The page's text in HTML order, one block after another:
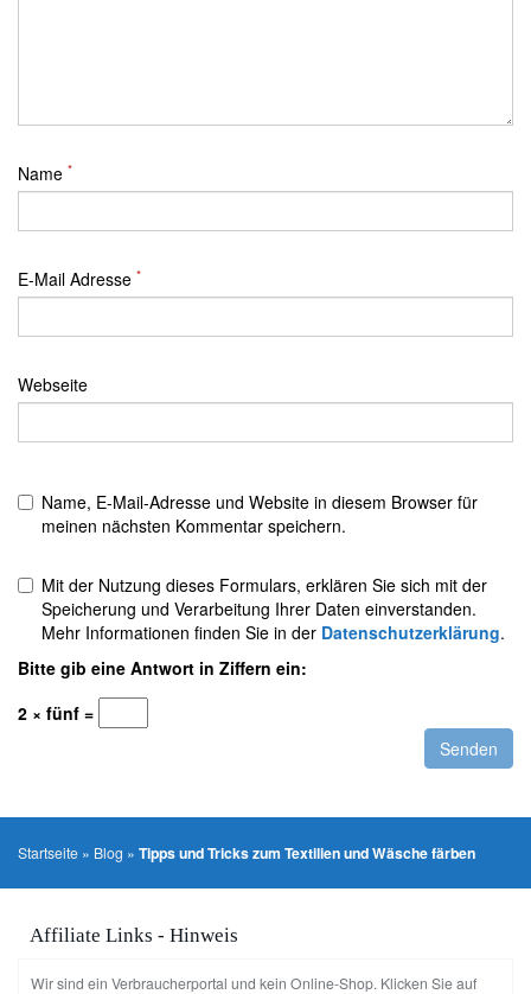
Name *
E-Mail Adresse *
Webseite
Name, E-Mail-Adresse und Website in diesem Browser für
meinen nächsten Kommentar speichern.
Mit der Nutzung dieses Formulars, erklären Sie sich mit der
Speicherung und Verarbeitung Ihrer Daten einverstanden.
Mehr Informationen finden Sie in der Datenschutzerklärung.
Bitte gib eine Antwort in Ziffern ein:
2 × fünf =
Startseite » Blog » Tipps und Tricks zum Textilien und Wäsche färben
Affiliate Links - Hinweis
Wir sind ein Verbraucherportal und kein Online-Shop. Klicken Sie auf